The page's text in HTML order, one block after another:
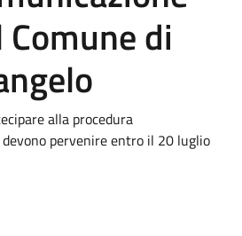
di
alla procedura
pervenire entro il 20 luglio